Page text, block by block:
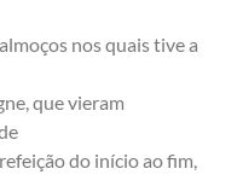
nos quais tive a
que vieram
do início ao fim,